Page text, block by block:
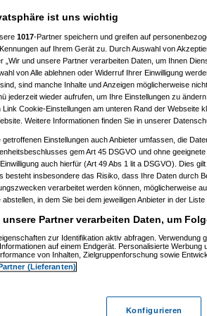
Steve McQueen)
Bologna) 0
0
1 0 %
1 0 %
0
0
9 3 %
0
0
1 %
7 3 %
Lee´s erste
0
ist uns wichtig
1017-Partner speichern und greifen auf
auf Ihrem Gerät zu. Durch Auswahl von
„Wir und unsere Partner verarbeiten Daten, um Ihnen
von Alle ablehnen oder Widerruf Ihrer Einwilligung
sind manche Inhalte und Anzeigen möglicherweise
jederzeit wieder aufrufen, um Ihre Einstellungen zu
Link Cookie-Einstellungen am unteren Rand der Webseite
Weitere Informationen finden Sie in unserer
getroffenen Einstellungen auch Anbieter umfassen, die
gem Art 45 DSGVO und ohne
auch hierfür (Art 49 Abs 1 lit a DSGVO). Dies
besteht insbesondere das Risiko, dass Ihre Daten durch
verarbeitet werden können, möglicherweise
abstellen, in dem Sie bei dem jeweiligen Anbieter in der
unsere Partner verarbeiten Daten, um
zur Identifikation aktiv abfragen. Verwendung
auf einem Endgerät. Personalisierte Werbung
von Inhalten, Zielgruppenforschung sowie
(Lieferanten)
Konfigurieren